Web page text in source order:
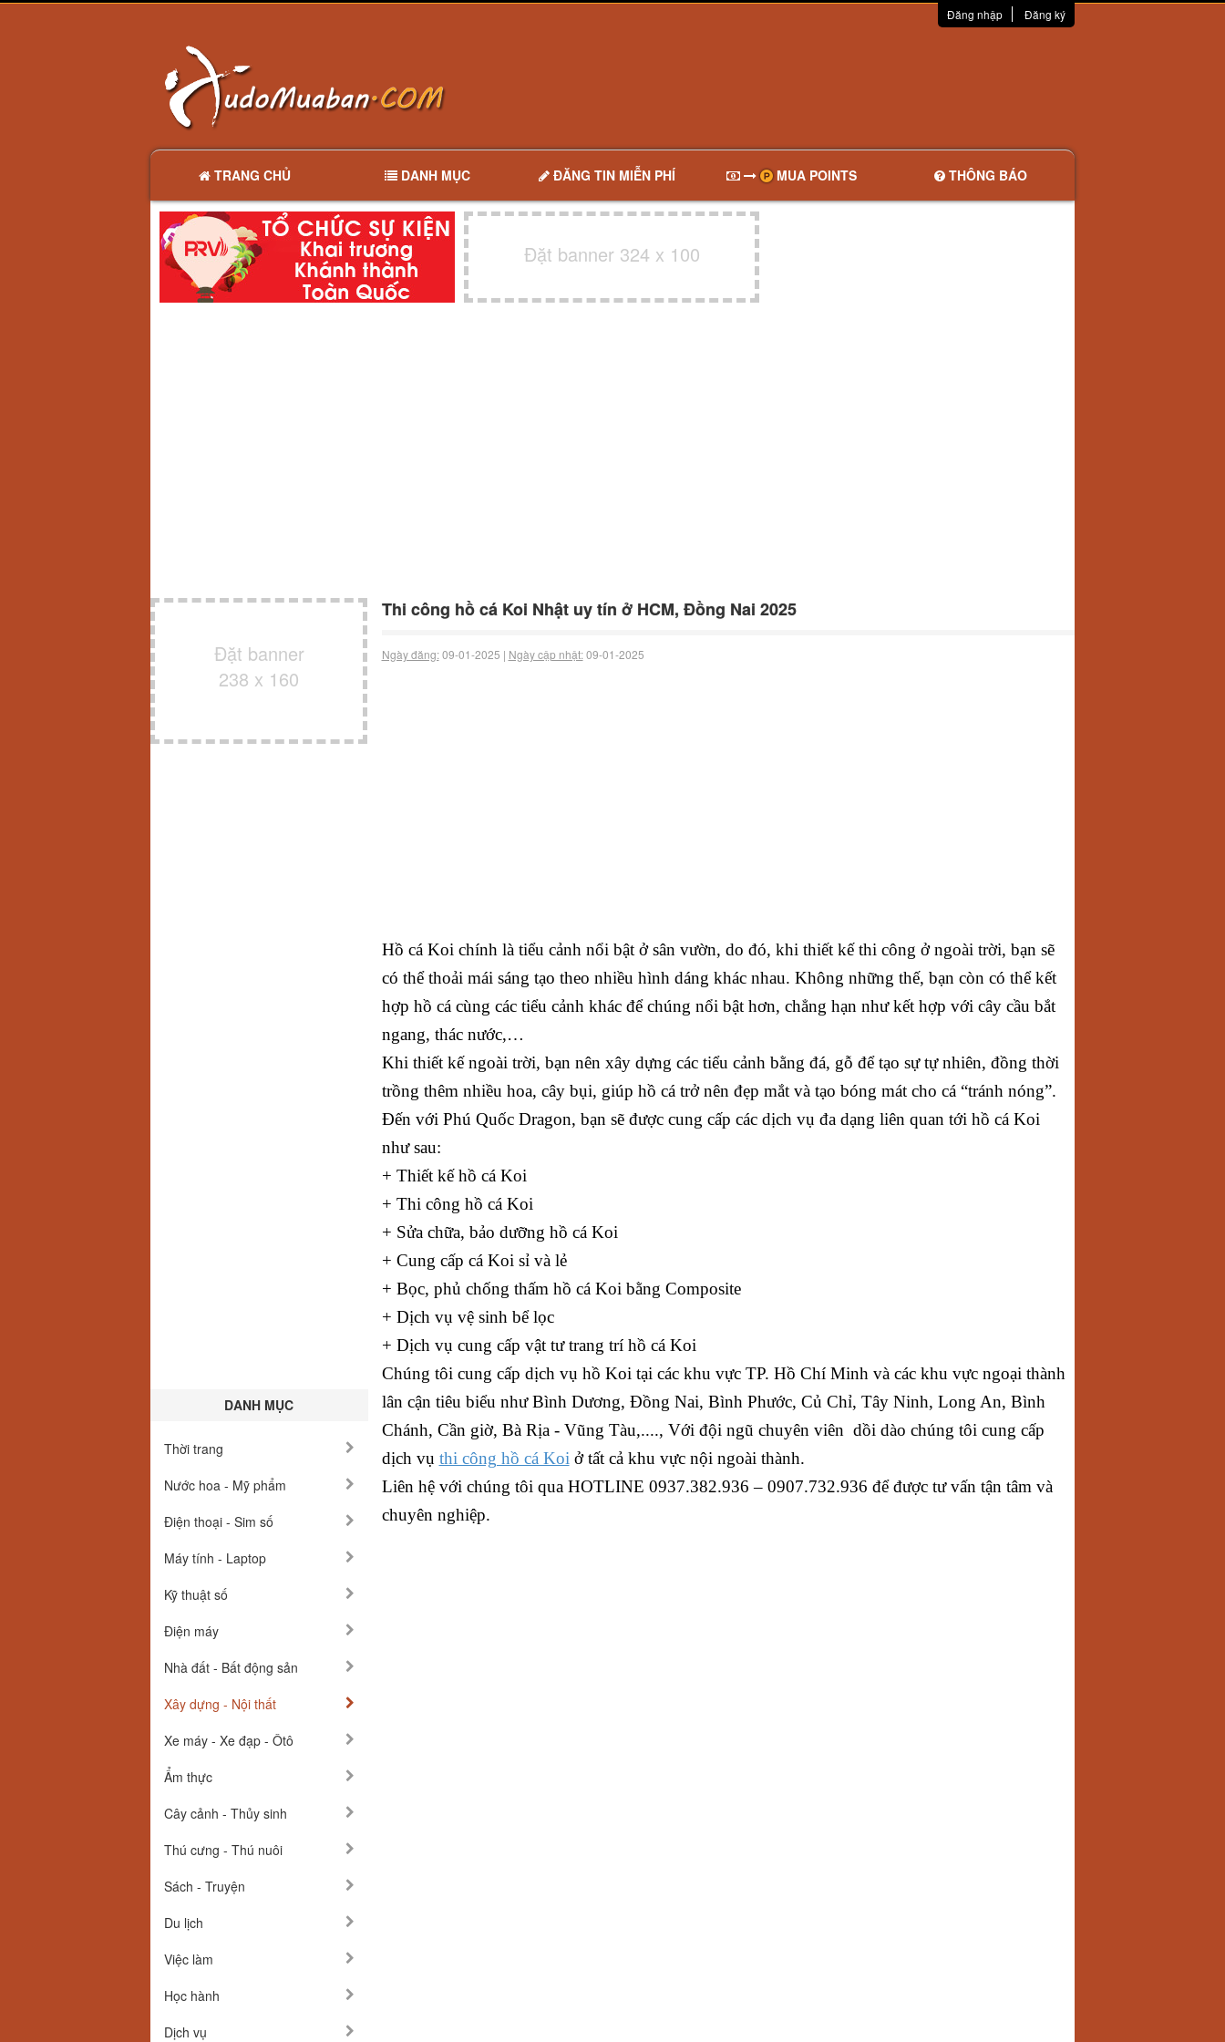
Đăng nhập Đăng ký
TRANG CHỦ DANH MỤC ĐĂNG TIN MIỄN PHÍ MUA POINTS THÔNG BÁO
Đặt banner 324 x 100
Đặt banner
238 x 160
DANH MỤC
Thời trang
Nước hoa - Mỹ phẩm
Điện thoại - Sim số
Máy tính - Laptop
Kỹ thuật số
Điện máy
Nhà đất - Bất động sản
Xây dựng - Nội thất
Xe máy - Xe đạp - Ôtô
Ẩm thực
Cây cảnh - Thủy sinh
Thú cưng - Thú nuôi
Sách - Truyện
Du lịch
Việc làm
Học hành
Dịch vụ
Thi công hồ cá Koi Nhật uy tín ở HCM, Đồng Nai 2025
Ngày đăng:09-01-2025 | Ngày cập nhật:09-01-2025
Hồ cá Koi chính là tiểu cảnh nổi bật ở sân vườn, do đó, khi thiết kế thi công ở ngoài trời, bạn sẽ
có thể thoải mái sáng tạo theo nhiều hình dáng khác nhau. Không những thế, bạn còn có thể kết
hợp hồ cá cùng các tiểu cảnh khác để chúng nổi bật hơn, chẳng hạn như kết hợp với cây cầu bắt
ngang, thác nước,…
Khi thiết kế ngoài trời, bạn nên xây dựng các tiểu cảnh bằng đá, gỗ để tạo sự tự nhiên, đồng thời
trồng thêm nhiều hoa, cây bụi, giúp hồ cá trở nên đẹp mắt và tạo bóng mát cho cá “tránh nóng”.
Đến với Phú Quốc Dragon, bạn sẽ được cung cấp các dịch vụ đa dạng liên quan tới hồ cá Koi
như sau:
+ Thiết kế hồ cá Koi
+ Thi công hồ cá Koi
+ Sửa chữa, bảo dưỡng hồ cá Koi
+ Cung cấp cá Koi sỉ và lẻ
+ Bọc, phủ chống thấm hồ cá Koi bằng Composite
+ Dịch vụ vệ sinh bể lọc
+ Dịch vụ cung cấp vật tư trang trí hồ cá Koi
Chúng tôi cung cấp dịch vụ hồ Koi tại các khu vực TP. Hồ Chí Minh và các khu vực ngoại thành
lân cận tiêu biểu như Bình Dương, Đồng Nai, Bình Phước, Củ Chỉ, Tây Ninh, Long An, Bình
Chánh, Cần giờ, Bà Rịa - Vũng Tàu,...., Với đội ngũ chuyên viên dồi dào chúng tôi cung cấp
dịch vụ thi công hồ cá Koi ở tất cả khu vực nội ngoài thành.
Liên hệ với chúng tôi qua HOTLINE 0937.382.936 – 0907.732.936 để được tư vấn tận tâm và
chuyên nghiệp.